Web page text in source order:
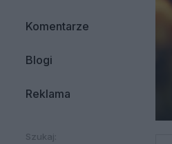
Komentarze
Blogi
Reklama
Szukaj: